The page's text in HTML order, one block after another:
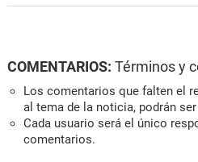
COMENTARIOS: Términos y
Los comentarios que falten el
al tema de la noticia, podrán
Cada usuario será el único
comentarios.